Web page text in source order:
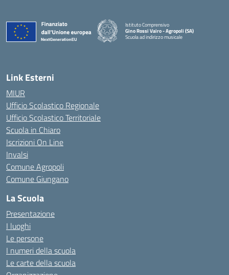
Istituto Comprensivo
Gino Rossi Vairo - Agropoli (SA)
Scuola ad indirizzo musicale
Link Esterni
MIUR
Ufficio Scolastico Regionale
Ufficio Scolastico Territoriale
Scuola in Chiaro
Iscrizioni On Line
Invalsi
Comune Agropoli
Comune Giungano
La Scuola
Presentazione
I luoghi
Le persone
I numeri della scuola
Le carte della scuola